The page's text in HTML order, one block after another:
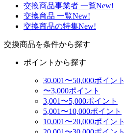
交換商品事業者 一覧New!
交換商品 一覧New!
交換商品の特集New!
交換商品を条件から探す
ポイントから探す
30,001〜50,000ポイント
〜3,000ポイント
3,001〜5,000ポイント
5,001〜10,000ポイント
10,001〜20,000ポイント